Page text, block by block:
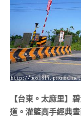
【台東。太麻里】
道。灌籃高手經典